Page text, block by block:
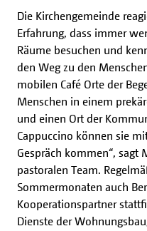
Die Kirchengemeinde
Erfahrung, dass immer
Räume besuchen und
den Weg zu den
mobilen Café Orte der
Menschen in einem
und einen Ort der
Cappuccino können sie
Gespräch kommen“, sagt
pastoralen Team.
Sommermonaten auch
Kooperationspartner
Dienste der